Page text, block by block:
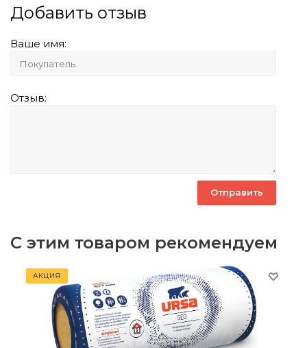
Добавить отзыв
Ваше имя:
Отзыв:
С этим товаром рекомендуем
АКЦИЯ